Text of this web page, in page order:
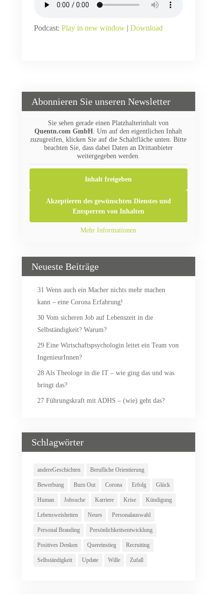
Podcast: Play in new window| Download
Abonnieren Sie unseren Newsletter
Sie sehen gerade einen Platzhalterinhalt von
Quentn.com GmbH. Um auf den eigentlichen Inhalt
zuzugreifen, klicken Sie auf die Schaltfläche unten. Bitte
beachten Sie, dass dabei Daten an Drittanbieter
weitergegeben werden.
Inhalt freigeben
Akzeptieren des gewünschten Dienstes und
Entsperren von Inhalten
Mehr Informationen
Neueste Beiträge
31 Wenn auch ein Macher nichts mehr machen
kann – eine Corona Erfahrung!
30 Vom sicheren Job auf Lebenszeit in die
Selbständigkeit? Warum?
29 Eine Wirtschaftspsychologin leitet ein Team von
IngenieurInnen?
28 Als Theologe in die IT – wie ging das und was
bringt das?
27 Führungskraft mit ADHS – (wie) geht das?
Schlagwörter
andereGeschichten Berufliche Orientierung
Bewerbung Burn Out Corona Erfolg Glück
Human Jobsuche Karriere Krise Kündigung
Lebensweisheiten Neues Personalauswahl
Personal Branding Persönlichkeitsentwicklung
Positives Denken Quereinstieg Recruiting
Selbständigkeit Update Wille Zufall